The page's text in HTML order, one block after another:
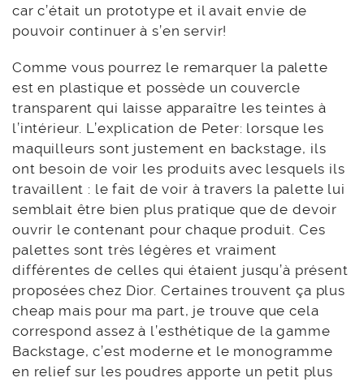
car c’était un prototype et il avait envie de
pouvoir continuer à s’en servir!
Comme vous pourrez le remarquer la palette
est en plastique et possède un couvercle
transparent qui laisse apparaître les teintes à
l’intérieur. L’explication de Peter: lorsque les
maquilleurs sont justement en backstage, ils
ont besoin de voir les produits avec lesquels ils
travaillent : le fait de voir à travers la palette lui
semblait être bien plus pratique que de devoir
ouvrir le contenant pour chaque produit. Ces
palettes sont très légères et vraiment
différentes de celles qui étaient jusqu’à présent
proposées chez Dior. Certaines trouvent ça plus
cheap mais pour ma part, je trouve que cela
correspond assez à l’esthétique de la gamme
Backstage, c’est moderne et le monogramme
en relief sur les poudres apporte un petit plus